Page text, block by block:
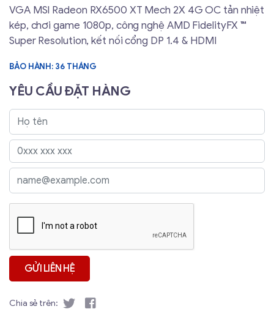
VGA MSI Radeon RX6500 XT Mech 2X 4G OC tản nhiệt
kép, chơi game 1080p, công nghệ AMD FidelityFX ™
Super Resolution, kết nối cổng DP 1.4 & HDMI
BẢO HÀNH: 36 THÁNG
YÊU CẦU ĐẶT HÀNG
Chia sẻ trên: